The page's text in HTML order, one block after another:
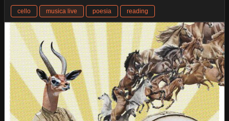
cello musica live poesia reading